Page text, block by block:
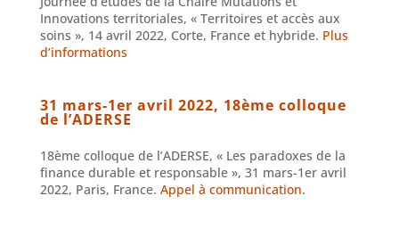
Innovations territoriales, « Territoires et accès aux
soins », 14 avril 2022, Corte, France et hybride. Plus
d’informations
31 mars-1er avril 2022, 18ème colloque
de l’ADERSE
18ème colloque de l’ADERSE, « Les paradoxes de la
finance durable et responsable », 31 mars-1er avril
2022, Paris, France. Appel à communication.